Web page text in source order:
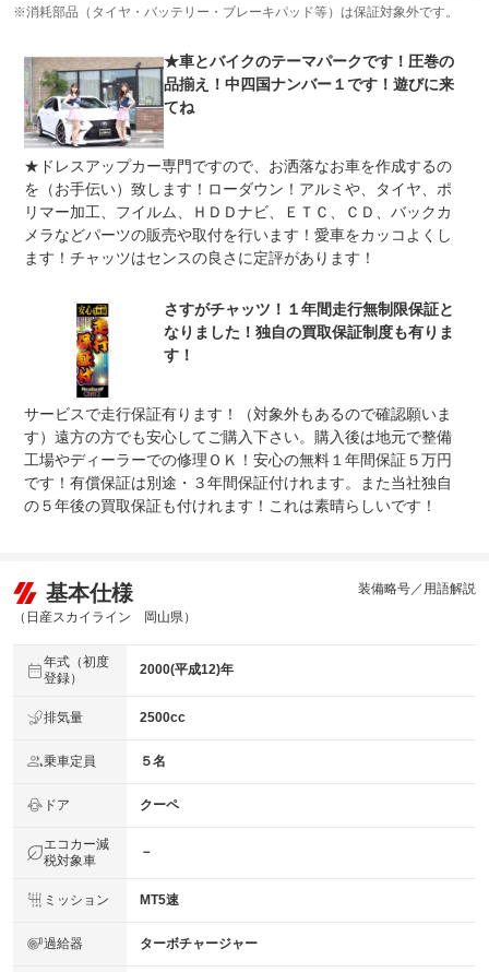
イフをサポートします。ご安心下さい。消耗品やカスタム
修理回数 無制限
上限金額
車両本体価格
１年間で何度でも累積５万円までお支払い致します。更に
安心な （外部保証会社） を御用意しております。 有
償保証ですが、最大で ３年間まで加入できます！詳細は
お電話でご説明します。
免責金
無し
修理費０円！保証対象部位が原因の場合、修理代が無料と
なります。（６００品目！消耗品やドレスアップパーツ・
は除き純正の部品が対象です。）
です。夜間は対応しておりません。 留守番サービスで翌
日ＡＭ１０時～対応となります。
法定整備
整備付 法定12ヶ月または法定24ヶ月点検整備付
法定整備
について
-
※消耗部品（タイヤ・バッテリー・ブレーキパッド等）は保証対象外です。
★車とバイクのテーマパークです！圧巻の
品揃え！中四国ナンバー１です！遊びに来
てね
★ドレスアップカー専門ですので、お洒落なお車を作成するの
を（お手伝い）致します！ローダウン！アルミや、タイヤ、ポ
リマー加工、フイルム、ＨＤＤナビ、ＥＴＣ、ＣＤ、バックカ
メラなどパーツの販売や取付を行います！愛車をカッコよくし
ます！チャッツはセンスの良さに定評があります！
さすがチャッツ！１年間走行無制限保証と
なりました！独自の買取保証制度も有りま
す！
サービスで走行保証有ります！（対象外もあるので確認願いま
す）遠方の方でも安心してご購入下さい。購入後は地元で整備
工場やディーラーでの修理ＯＫ！安心の無料１年間保証５万円
です！有償保証は別途・３年間保証付けれます。また当社独自
の５年後の買取保証も付けれます！これは素晴らしいです！
基本仕様
（日産スカイライン 岡山県）
装備略号／用語解説
年式（初度
登録）
2000(平成12)年
排気量 2500cc
乗車定員 ５名
ドア クーペ
エコカー減
税対象車
－
ミッション MT5速
過給器 ターボチャージャー